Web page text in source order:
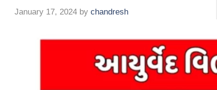
January 17, 2024 by chandresh